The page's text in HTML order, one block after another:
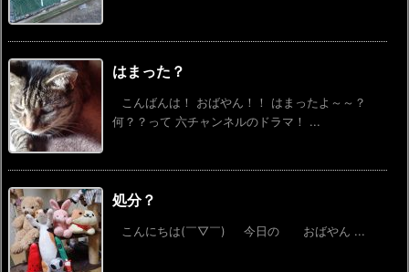
はまった？
こんばんは！ おばやん！！ はまったよ～～？
何？？って 六チャンネルのドラマ！ ...
処分？
こんにちは(￣▽￣) 今日の おばやん ...